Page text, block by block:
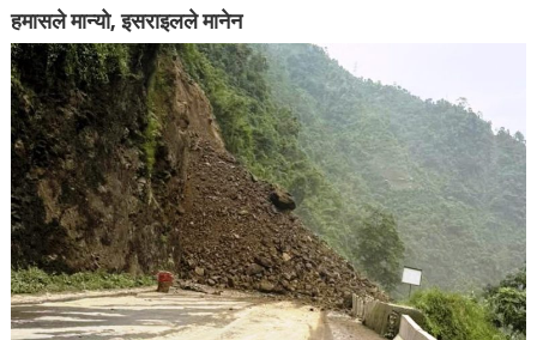
हमासले मान्यो, इसराइलले मानेन